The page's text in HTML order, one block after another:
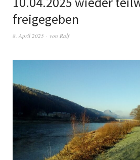
freigegeben
8. April 2025 von Ralf